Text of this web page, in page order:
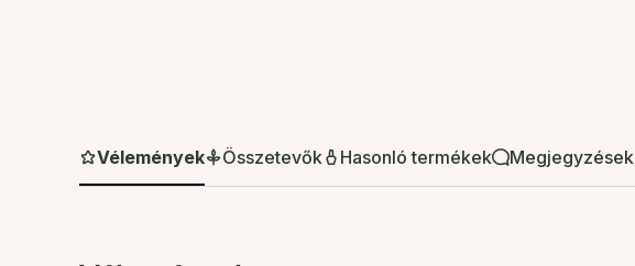
Vélemények Összetevők Hasonló termékek Megjegyzések